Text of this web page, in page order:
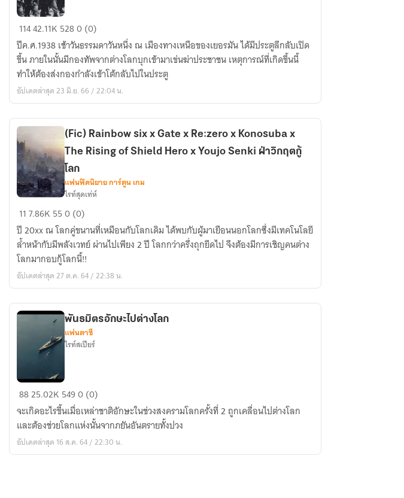
ได้!?
GATE
of
German
Reich
เกท
ประตู
มิติ
แห่ง
เยอ
รมัน
ไรซ์
ที่
3
11442.11K 5280 (0)
ปีค.ศ.1938 เช้าวันธรรมดาวันหนึ่ง ณ เมืองทางเหนือของเยอรมัน ได้มีประตูลึกลับเปิด
ขึ้น ภายในนั้นมีกองทัพจากต่างโลกบุกเข้ามาเข่นฆ่าประชาชน เหตุการณ์ที่เกิดขึ้นนี้
ทำให้ต้องส่งกองกำลังเข้าโต้กลับไปในประตู
อัปเดตล่าสุด 23 มิ.ย. 66 / 22:04 น.
Rainbow
six
x
Gate
x
Re:zero
x
Konosuba
of
Shield
Hero
x
Senki
(Fic) Rainbow six x Gate x Re:zero x Konosuba x
The Rising of Shield Hero x Youjo Senki ฝ่าวิกฤตกู้
โลก
แฟนฟิคนิยาย การ์ตูน เกม
ไรท์สุดเท่ห์
117.86K 550 (0)
ปี 20xx ณ โลกคู่ขนานที่เหมือนกับโลกเดิม ได้พบกับผู้มาเยือนนอกโลกซึ่งมีเทคโนโลยี
ล้ำหน้ากับมีพลังเวทย์ ผ่านไปเพียง 2 ปี โลกกว่าครึ่งถุกยึดไป จึงต้องมีการเชิญคนต่าง
โลกมากอบกู้โลกนี้!!
อัปเดตล่าสุด 27 ต.ค. 64 / 22:38 น.
พันธมิตร
อักษะ
ไป
ต่าง
โลก
พันธมิตรอักษะไปต่างโลก
แฟนตาซี
ไรท์สเปียร์
8825.02K 5490 (0)
จะเกิดอะไรขึ้นเมื่อเหล่าชาติอักษะในช่วงสงครามโลกครั้งที่ 2 ถูกเคลื่อนไปต่างโลก
และต้องช่วยโลกแห่งนั้นจากภยันอันตรายทั้งปวง
อัปเดตล่าสุด 16 ส.ค. 64 / 22:30 น.